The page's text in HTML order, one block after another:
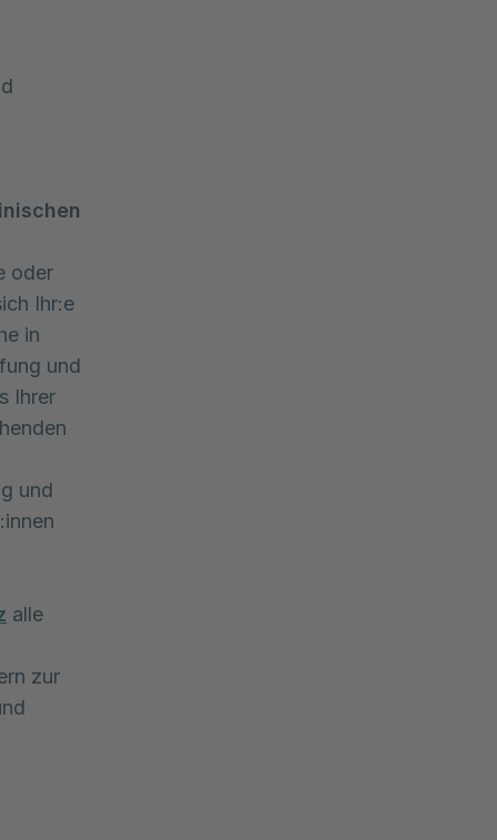
oder
Ihr:e
in
und
Ihrer
und
alle
zur